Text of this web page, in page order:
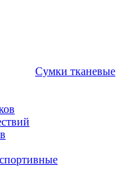
Сумки тканевые